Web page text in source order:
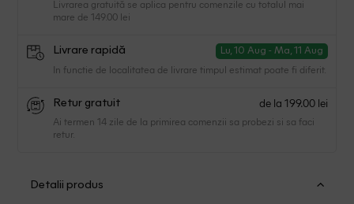
Livrarea gratuită se aplica pentru comenzile cu totalul mai
mare de 149.00 lei
Livrare rapidă Lu, 10 Aug - Ma, 11 Aug
In functie de localitatea de livrare timpul estimat poate fi diferit.
Retur gratuit de la 199.00 lei
Ai termen 14 zile de la primirea comenzii sa probezi si sa faci
retur.
Detalii produs